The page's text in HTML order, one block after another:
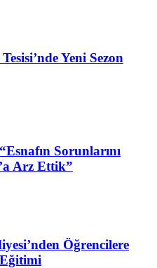
Yeni Sezon
Sorunlarını
Arz Ettik”
Öğrencilere